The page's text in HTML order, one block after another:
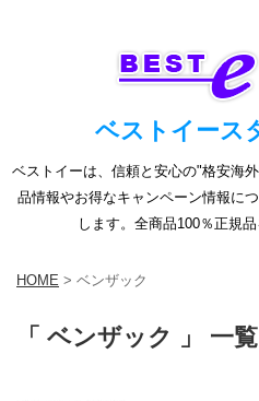
ベストイース
ベストイーは、信頼と安心の"格安海
品情報やお得なキャンペーン情報に
します。全商品100％正規
HOME > ベンザック
「 ベンザック 」 一覧